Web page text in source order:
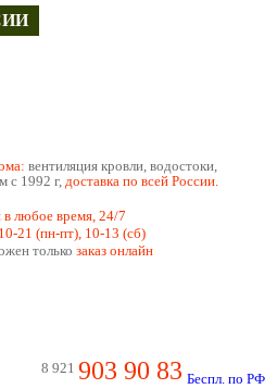
вентиляция кровли, водостоки,
с 1992 г, доставка по всей России.
в любое время, 24/7
10-21 (пн-пт), 10-13 (сб)
только заказ онлайн
8 921 903 90 83 Беспл. по РФ